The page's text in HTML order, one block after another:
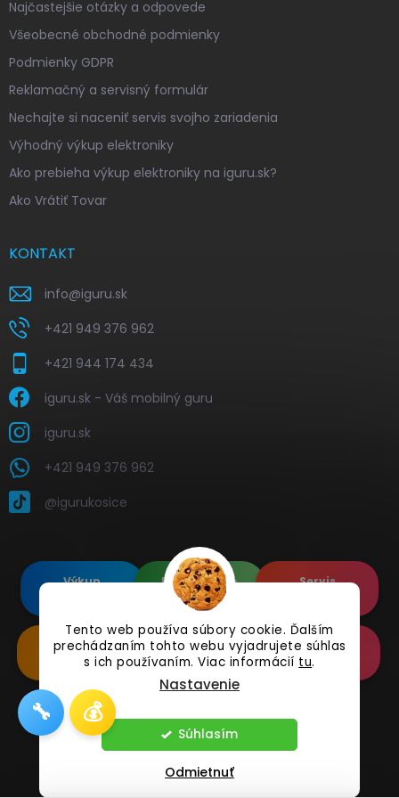
Tento web používa súbory cookie. Ďalším
prechádzaním tohto webu vyjadrujete súhlas
s ich používaním. Viac informácií tu.
Nastavenie
Odmietnuť
Súhlasím
Najčastejšie otázky a odpovede
Všeobecné obchodné podmienky
Podmienky GDPR
Reklamačný a servisný formulár
Nechajte si naceniť servis svojho zariadenia
Výhodný výkup elektroniky
Ako prebieha výkup elektroniky na iguru.sk?
Ako Vrátiť Tovar
KONTAKT
info@iguru.sk
+421 949 376 962
+421 944 174 434
iguru.sk - Váš mobilný guru
iguru.sk
+421 949 376 962
@igurukosice
Výkup
Renovované
Apple's
Servis
Renovované
Samsung's
Doplnkové
Príslušenstvo
Online
Reklamácia
Vytvoril Shoptet
Copyright 2026 iguru.sk. Všetky práva vyhradené.
🔧 💰